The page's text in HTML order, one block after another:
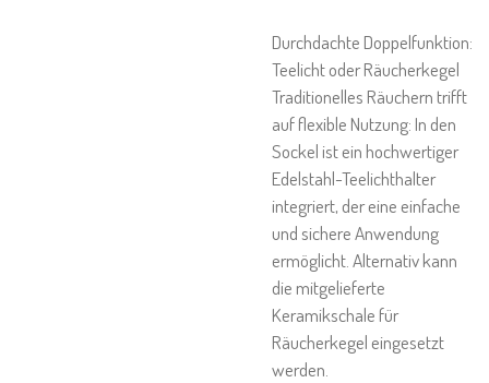
Durchdachte Doppelfunktion:
Teelicht oder Räucherkegel
Traditionelles Räuchern trifft
auf flexible Nutzung: In den
Sockel ist ein hochwertiger
Edelstahl-Teelichthalter
integriert, der eine einfache
und sichere Anwendung
ermöglicht. Alternativ kann
die mitgelieferte
Keramikschale für
Räucherkegel eingesetzt
werden.